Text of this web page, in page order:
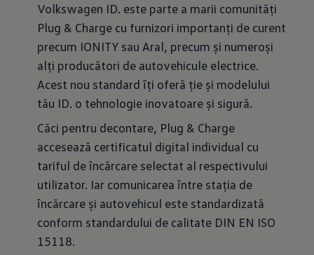
Volkswagen ID. este parte a marii comunități
Plug & Charge cu furnizori importanți de curent
precum IONITY sau Aral, precum și numeroși
alți producători de autovehicule electrice.
Acest nou standard îți oferă ție și modelului
tău ID. o tehnologie inovatoare și sigură.
Căci pentru decontare, Plug & Charge
accesează certificatul digital individual cu
tariful de încărcare selectat al respectivului
utilizator. Iar comunicarea între stația de
încărcare și autovehicul este standardizată
conform standardului de calitate DIN EN ISO
15118.